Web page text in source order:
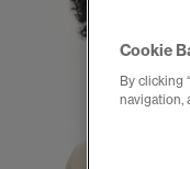
Cookie
By clicking
navigation,